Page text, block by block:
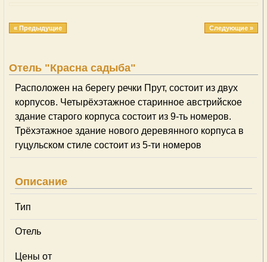
« Предыдущие Следующие »
Отель "Красна садыба"
Расположен на берегу речки Прут, состоит из двух
корпусов. Четырёхэтажное старинное австрийское
здание старого корпуса состоит из 9-ть номеров.
Трёхэтажное здание нового деревянного корпуса в
гуцульском стиле состоит из 5-ти номеров
Описание
Тип
Отель
Цены от